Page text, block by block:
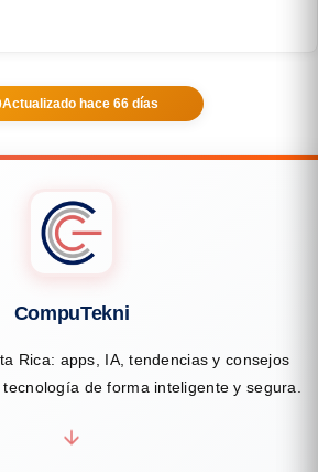
Actualizado hace 66 días
CompuTekni
Rica: apps, IA, tendencias y consejos
de forma inteligente y segura.